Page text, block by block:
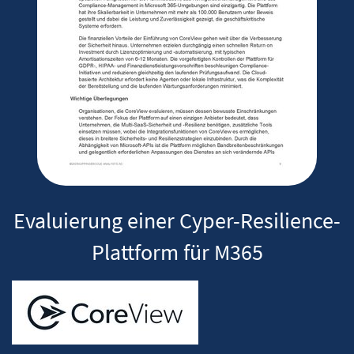
Evaluierung einer Cyper-Resilience-
Plattform für M365